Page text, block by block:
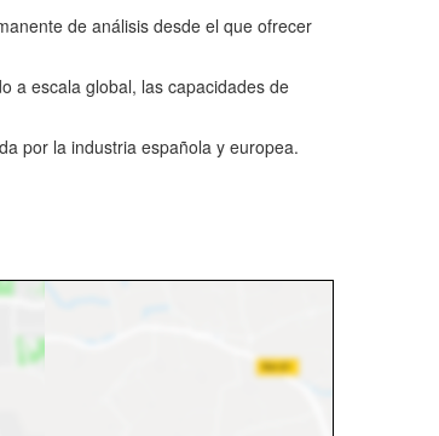
de análisis desde el que ofrecer
a escala global, las capacidades de
por la industria española y europea.